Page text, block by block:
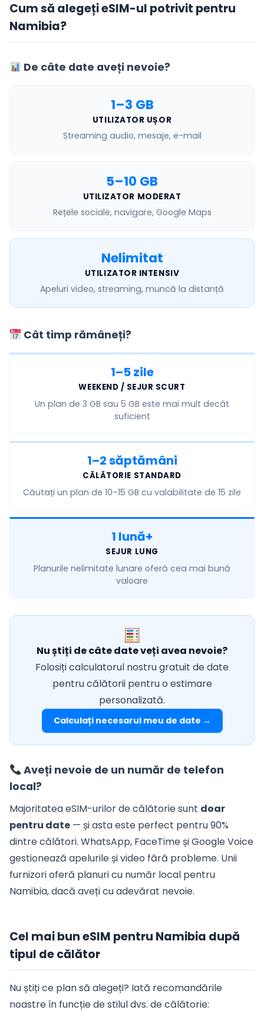
Cum să alegeți eSIM-ul potrivit pentru
Namibia?
De câte date aveți nevoie?
1–3 GB
UTILIZATOR UȘOR
Streaming audio, mesaje, e-mail
5–10 GB
UTILIZATOR MODERAT
Rețele sociale, navigare, Google Maps
Nelimitat
UTILIZATOR INTENSIV
Apeluri video, streaming, muncă la distanță
Cât timp rămâneți?
1–5 zile
WEEKEND / SEJUR SCURT
Un plan de 3 GB sau 5 GB este mai mult decât
suficient
1–2 săptămâni
CĂLĂTORIE STANDARD
Căutați un plan de 10–15 GB cu valabilitate de 15 zile
1 lună+
SEJUR LUNG
Planurile nelimitate lunare oferă cea mai bună
valoare
Nu știți de câte date veți avea nevoie?
Folosiți calculatorul nostru gratuit de date
pentru călătorii pentru o estimare
personalizată.
Calculați necesarul meu de date →
Aveți nevoie de un număr de telefon
local?
Majoritatea eSIM-urilor de călătorie sunt doar
pentru date — și asta este perfect pentru 90%
dintre călători. WhatsApp, FaceTime și Google Voice
gestionează apelurile și video fără probleme. Unii
furnizori oferă planuri cu număr local pentru
Namibia, dacă aveți cu adevărat nevoie.
Cel mai bun eSIM pentru Namibia după
tipul de călător
Nu știți ce plan să alegeți? Iată recomandările
noastre în funcție de stilul dvs. de călătorie: